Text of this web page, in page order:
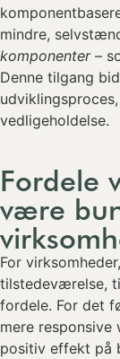
mindre,
komponenter–
Denne tilgang
vedligeholdelse.
Fordele
være
For
tilstedeværelse,
fordele. For det
mere responsive
positiv effekt på